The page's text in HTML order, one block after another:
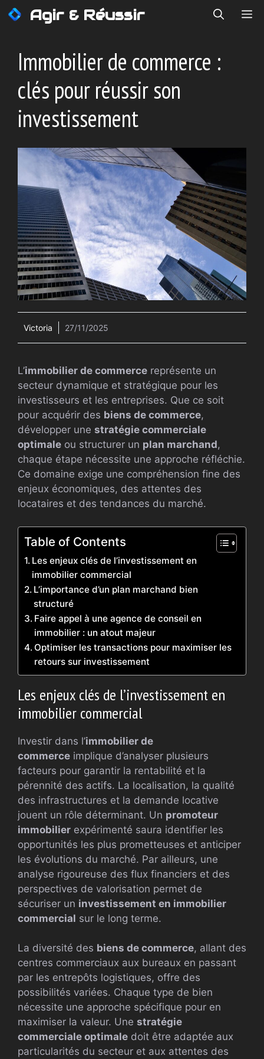
Aller
au
Agir & Réussir
Immobilier de commerce :
clés pour réussir son
investissement
Victoria 27/11/2025
L’immobilier de commerce représente un
secteur dynamique et stratégique pour les
investisseurs et les entreprises. Que ce soit
pour acquérir des biens de commerce,
développer une stratégie commerciale
optimale ou structurer un plan marchand,
chaque étape nécessite une approche réfléchie.
Ce domaine exige une compréhension fine des
enjeux économiques, des attentes des
locataires et des tendances du marché.
Table of Contents
Les enjeux clés de l’investissement en
immobilier commercial
L’importance d’un plan marchand bien
structuré
Faire appel à une agence de conseil en
immobilier : un atout majeur
Optimiser les transactions pour maximiser les
retours sur investissement
Les enjeux clés de l’investissement en
immobilier commercial
Investir dans l’immobilier de
commerce implique d’analyser plusieurs
facteurs pour garantir la rentabilité et la
pérennité des actifs. La localisation, la qualité
des infrastructures et la demande locative
jouent un rôle déterminant. Un promoteur
immobilier expérimenté saura identifier les
opportunités les plus prometteuses et anticiper
les évolutions du marché. Par ailleurs, une
analyse rigoureuse des flux financiers et des
perspectives de valorisation permet de
sécuriser un investissement en immobilier
commercial sur le long terme.
La diversité des biens de commerce, allant des
centres commerciaux aux bureaux en passant
par les entrepôts logistiques, offre des
possibilités variées. Chaque type de bien
nécessite une approche spécifique pour en
maximiser la valeur. Une stratégie
commerciale optimale doit être adaptée aux
particularités du secteur et aux attentes des